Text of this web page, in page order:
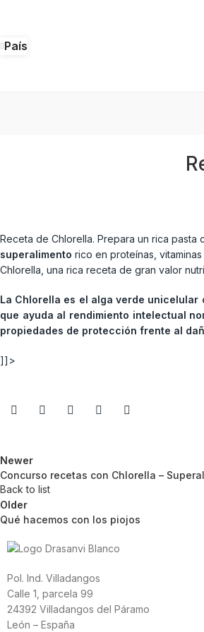
País
Receta de Chlorella. Prepara un rica
superalimento rico en proteínas,
Chlorella, una rica receta de gran valor
La Chlorella es el alga verde
que ayuda al rendimiento intelectual
propiedades de protección frente al
]]>
Newer
Concurso recetas con Chlorella –
Back to list
Older
Qué hacemos con los piojos
Pol. Ind. Villadangos
Calle 1, parcela 99
24392 Villadangos del Páramo
León – España